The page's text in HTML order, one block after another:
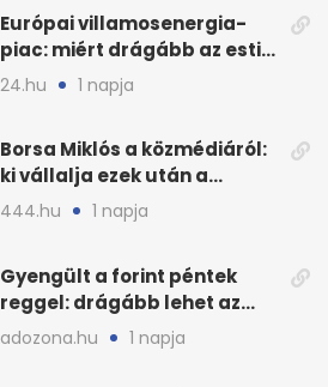
Európai villamosenergia-
piac: miért drágább az esti
áram Magyarországon
24.hu 1 napja
Borsa Miklós a közmédiáról:
ki vállalja ezek után a
munkát?
444.hu 1 napja
Gyengült a forint péntek
reggel: drágább lehet az
euró és a dollár
adozona.hu 1 napja